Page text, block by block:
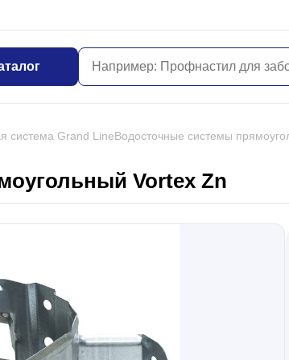
система Grand LineВодосточные системы
Vortex Zn